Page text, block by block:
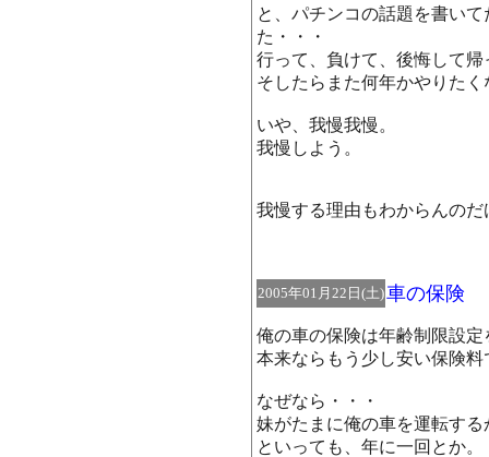
と、パチンコの話題を書い
た・・・
行って、負けて、後悔して
そしたらまた何年かやりた
いや、我慢我慢。
我慢しよう。
我慢する理由もわからんの
2005年01月22日(土)車の保険
俺の車の保険は年齢制限設
本来ならもう少し安い保険
なぜなら・・・
妹がたまに俺の車を運転する
といっても、年に一回とか。